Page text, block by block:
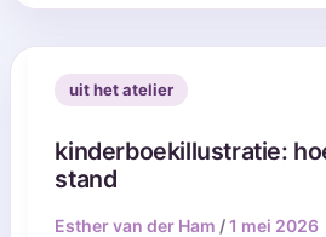
uit het atelier
kinderboekillustratie:
stand
Esther van der Ham /1 mei 2026